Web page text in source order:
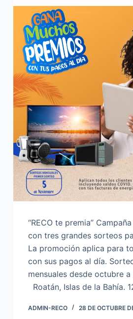
“RECO te premia”
con tres grandes sorteos
La promoción aplica para
con sus pagos al día.
mensuales desde octubre
Roatán, Islas de la Bahía.
ADMIN-RECO 28 DE OCTUBRE